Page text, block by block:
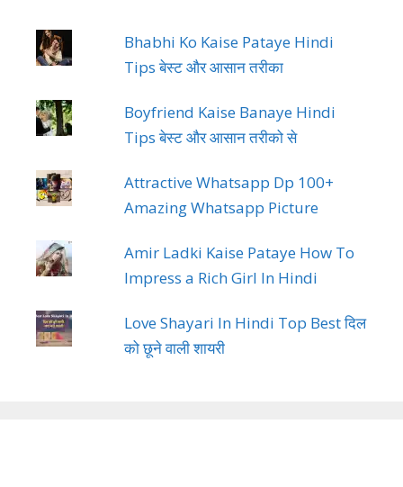
Bhabhi Ko Kaise Pataye Hindi
Tips बेस्ट और आसान तरीका
Boyfriend Kaise Banaye Hindi
Tips बेस्ट और आसान तरीको से
Attractive Whatsapp Dp 100+
Amazing Whatsapp Picture
Amir Ladki Kaise Pataye How To
Impress a Rich Girl In Hindi
Love Shayari In Hindi Top Best दिल
को छूने वाली शायरी